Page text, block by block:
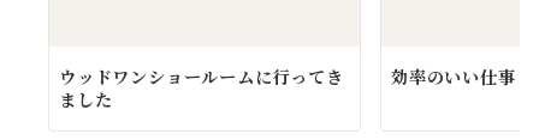
ウッドワンショールームに行ってき
ました
効率のいい仕事